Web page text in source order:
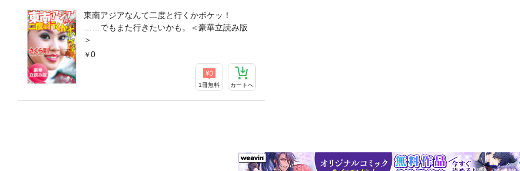
東南アジアなんて二度と行くかボケッ！
……でもまた行きたいかも。＜豪華立読み版
＞
0
1冊無料 カートへ